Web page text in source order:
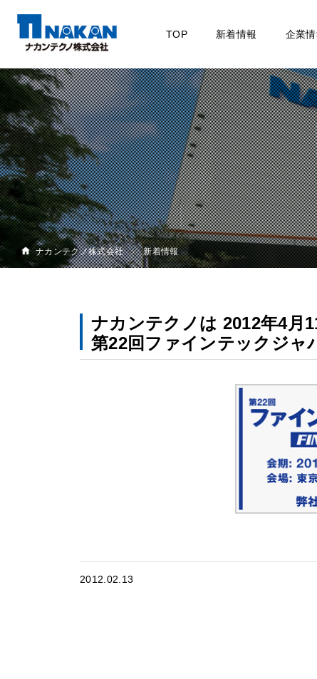
TOP 新着情報 企業
ナカンテクノ株式会社 新着情報
ナカンテクノは 2012年4月
第22回ファインテックジャ
2012.02.13